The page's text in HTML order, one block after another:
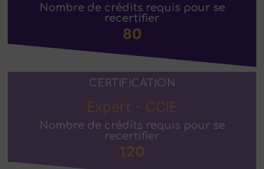
Nombre de crédits requis pour se
recertifier
80
CERTIFICATION
Expert - CCIE
Nombre de crédits requis pour se
recertifier
120